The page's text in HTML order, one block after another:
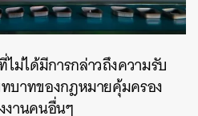
ไม่ได้มีการกล่าวถึงความรับ
บาทของกฎหมายคุ้มครอง
งานคนอื่นๆ